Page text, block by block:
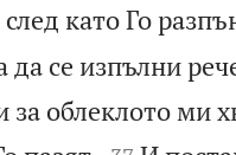
като Го
да се изпълни
облеклото ми